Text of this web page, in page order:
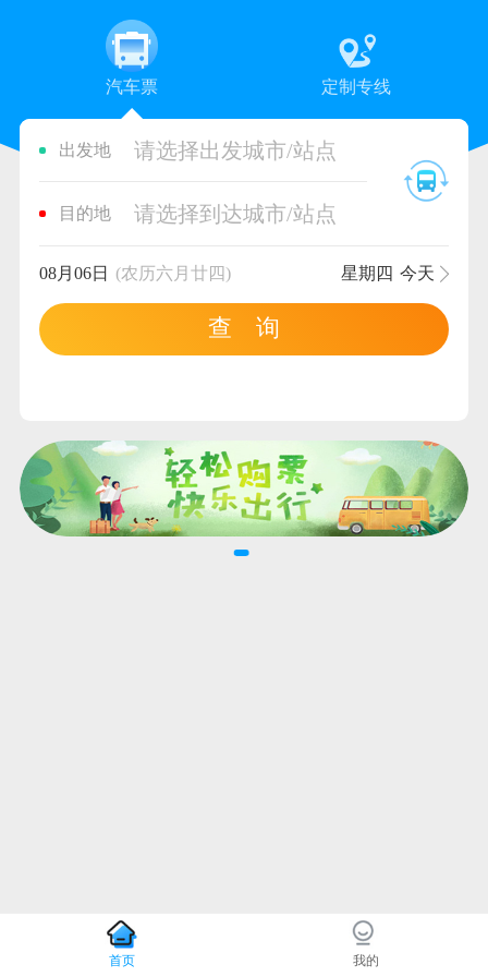
汽车票 定制专线
出发地 请选择出发城市/站点
目的地 请选择到达城市/站点
08月06日 (农历六月廿四) 星期四 今天
查 询
首页 我的